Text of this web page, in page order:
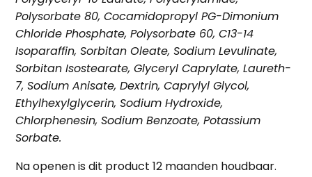
Polysorbate 80, Cocamidopropyl PG-Dimonium
Chloride Phosphate, Polysorbate 60, C13-14
Isoparaffin, Sorbitan Oleate, Sodium Levulinate,
Sorbitan Isostearate, Glyceryl Caprylate, Laureth-
7, Sodium Anisate, Dextrin, Caprylyl Glycol,
Ethylhexylglycerin, Sodium Hydroxide,
Chlorphenesin, Sodium Benzoate, Potassium
Sorbate.
Na openen is dit product 12 maanden houdbaar.